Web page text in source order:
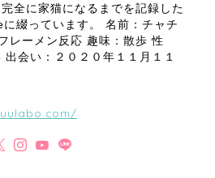
全に家猫になるまでを記録した
綴っています。 名前：チャチ
レーメン反応 趣味：散歩 性
会い：２０２０年１１月１１